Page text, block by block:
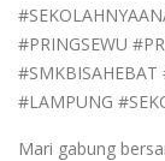
#PRINGSEWU
#LAMPUNG
Mari gabung